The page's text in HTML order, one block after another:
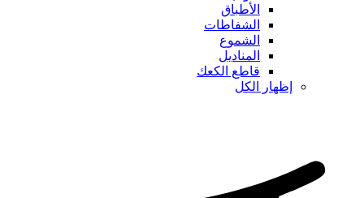
الأطباق
الشفاطات
الشموع
المناديل
قاطع الكعك
إظهار الكل